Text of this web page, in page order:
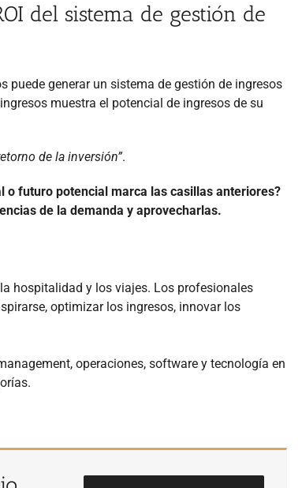
del sistema de gestión de
puede generar un sistema de gestión de ingresos
muestra el potencial de ingresos de su
de la inversión”.
o futuro potencial marca las casillas anteriores?
de la demanda y aprovecharlas.
hospitalidad y los viajes. Los profesionales
optimizar los ingresos, innovar los
operaciones, software y tecnología en